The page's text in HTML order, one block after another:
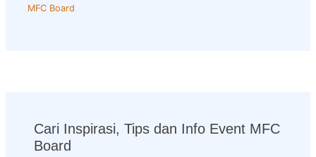
MFC Board
Cari Inspirasi, Tips dan Info Event MFC
Board